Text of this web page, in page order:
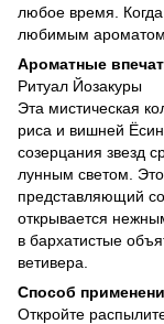
любое время.
любимым
Ароматные
Ритуал Йозакуры
Эта мистическая
риса и вишней
созерцания звезд
лунным светом.
представляющий
открывается
в бархатистые
ветивера.
Способ
Откройте